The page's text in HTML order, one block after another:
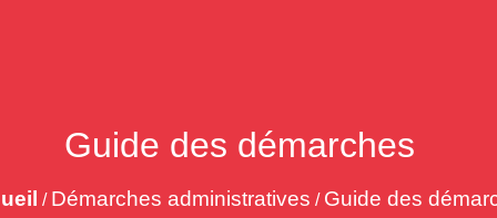
Guide des démarches
/ Démarches administratives / Guide des